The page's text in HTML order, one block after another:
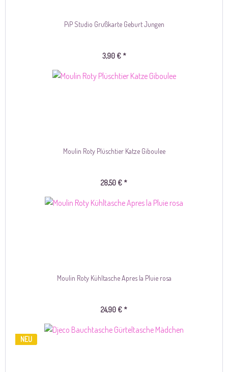
PiP Studio Grußkarte Geburt Jungen
3,90 € *
Moulin Roty Plüschtier Katze Giboulee
28,50 € *
Moulin Roty Kühltasche Apres la Pluie rosa
24,90 € *
NEU